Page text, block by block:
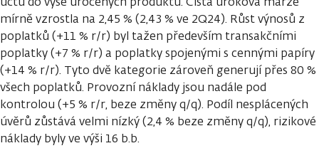
mírně vzrostla na 2,45 % (2,43 % ve 2Q24). Růst výnosů z
poplatků (+11 % r/r) byl tažen především transakčními
poplatky (+7 % r/r) a poplatky spojenými s cennými papíry
(+14 % r/r). Tyto dvě kategorie zároveň generují přes 80 %
všech poplatků. Provozní náklady jsou nadále pod
kontrolou (+5 % r/r, beze změny q/q). Podíl nesplácených
úvěrů zůstává velmi nízký (2,4 % beze změny q/q), rizikové
náklady byly ve výši 16 b.b.